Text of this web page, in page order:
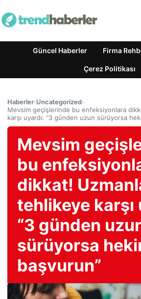
Güncel Haberler Firma
Çerez Politikası
Haberler›Uncategorized›
Mevsim geçişlerinde bu enfeksiyonlara
karşı uyardı: “3 günden uzun sürüyorsa
Mevsim
bu
dikkat!
tehlikeye karşı
“3 günden
sürüyorsa
başvurun”